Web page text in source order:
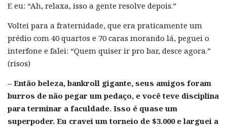
E eu: “Ah, relaxa, isso a gente resolve depois.”
Voltei para a fraternidade, que era praticamente um
prédio com 40 quartos e 70 caras morando lá, peguei o
interfone e falei: “Quem quiser ir pro bar, desce agora.”
(risos)
– Então beleza, bankroll gigante, seus amigos foram
burros de não pegar um pedaço, e você teve disciplina
para terminar a faculdade. Isso é quase um
superpoder. Eu cravei um torneio de $3.000 e larguei a